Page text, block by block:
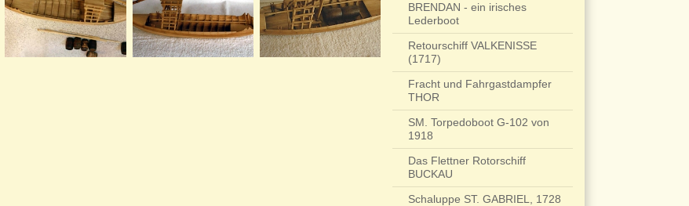
BRENDAN - ein irisches
Lederboot
Retourschiff VALKENISSE
(1717)
Fracht und Fahrgastdampfer
THOR
SM. Torpedoboot G-102 von
1918
Das Flettner Rotorschiff
BUCKAU
Schaluppe ST. GABRIEL, 1728